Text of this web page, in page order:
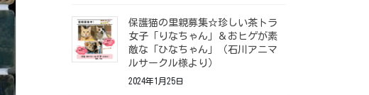
保護猫の里親募集☆珍しい茶トラ
女子「りなちゃん」＆おヒゲが素
敵な「ひなちゃん」（石川アニマ
ルサークル様より）
2024年1月25日